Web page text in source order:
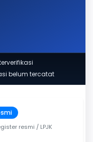
belum tercatat
resmi / LPJK